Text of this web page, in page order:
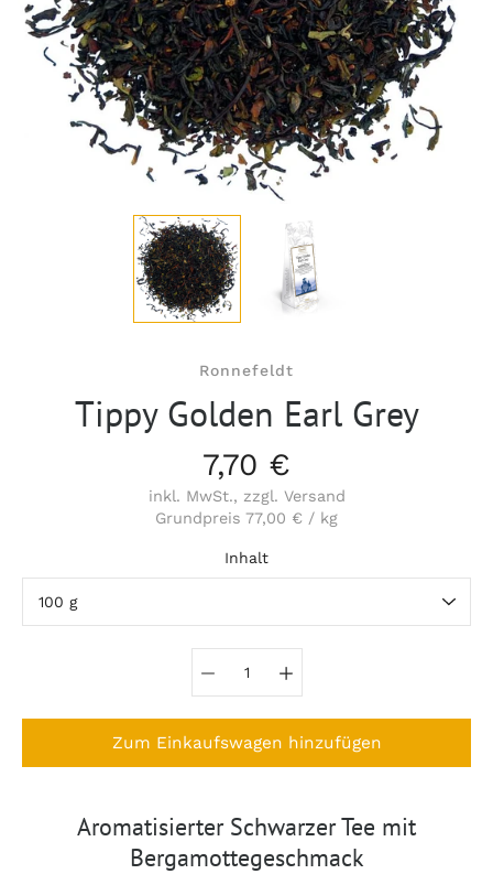
Ronnefeldt
Tippy Golden Earl Grey
7,70 €
inkl. MwSt., zzgl. Versand
Grundpreis 77,00 € / kg
Inhalt
Variante auswählen
Zum Einkaufswagen hinzufügen
Aromatisierter Schwarzer Tee mit
Bergamottegeschmack